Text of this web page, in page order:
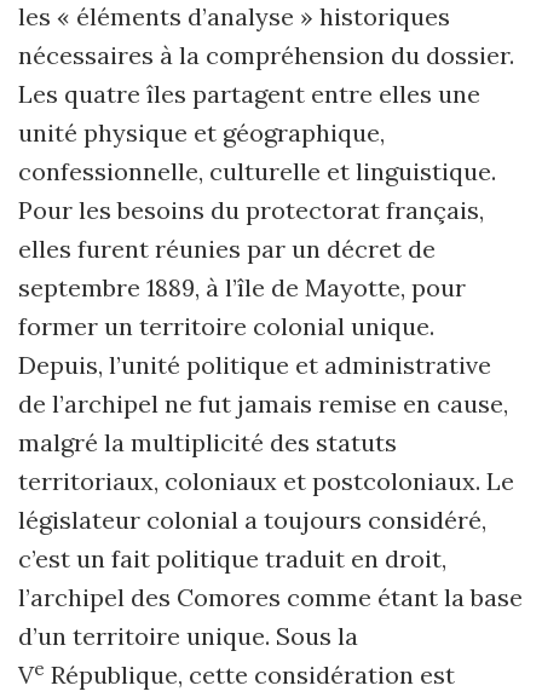
les « éléments d’analyse » historiques
nécessaires à la compréhension du dossier.
Les quatre îles partagent entre elles une
unité physique et géographique,
confessionnelle, culturelle et linguistique.
Pour les besoins du protectorat français,
elles furent réunies par un décret de
septembre 1889, à l’île de Mayotte, pour
former un territoire colonial unique.
Depuis, l’unité politique et administrative
de l’archipel ne fut jamais remise en cause,
malgré la multiplicité des statuts
territoriaux, coloniaux et postcoloniaux. Le
législateur colonial a toujours considéré,
c’est un fait politique traduit en droit,
l’archipel des Comores comme étant la base
d’un territoire unique. Sous la
Ve République, cette considération est